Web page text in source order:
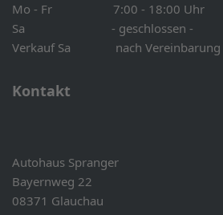
Mo - Fr 7:00 - 18:00 Uhr
Sa - geschlossen -
Verkauf Sa nach Vereinbarung
Kontakt
Autohaus Spranger
Bayernweg 22
08371 Glauchau